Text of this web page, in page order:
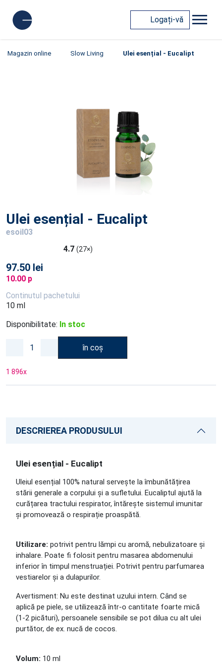
Logați-vă
Magazin online Slow Living Ulei esențial - Eucalipt
Ulei esențial - Eucalipt
esoil03
4.7 (27×)
97.50 lei
10.00 p
Continutul pachetului
10 ml
Disponibilitate: In stoc
în coș
1 896x
DESCRIEREA PRODUSULUI
Ulei esențial - Eucalipt
Uleiul esențial 100% natural servește la îmbunătățirea
stării generale a corpului și a sufletului. Eucaliptul ajută la
curățarea tractului respirator, întărește sistemul imunitar
și promovează o respirație proaspătă.
Utilizare: potrivit pentru lămpi cu aromă, nebulizatoare și
inhalare. Poate fi folosit pentru masarea abdomenului
inferior în timpul menstruației. Potrivit pentru parfumarea
vestiarelor și a dulapurilor.
Avertisment: Nu este destinat uzului intern. Când se
aplică pe piele, se utilizează într-o cantitate foarte mică
(1-2 picături), persoanele sensibile se pot dilua cu alt ulei
purtător, de ex. nucă de cocos.
Volum: 10 ml